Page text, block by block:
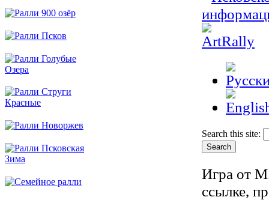
Search this site:
Игра от
ссылке,